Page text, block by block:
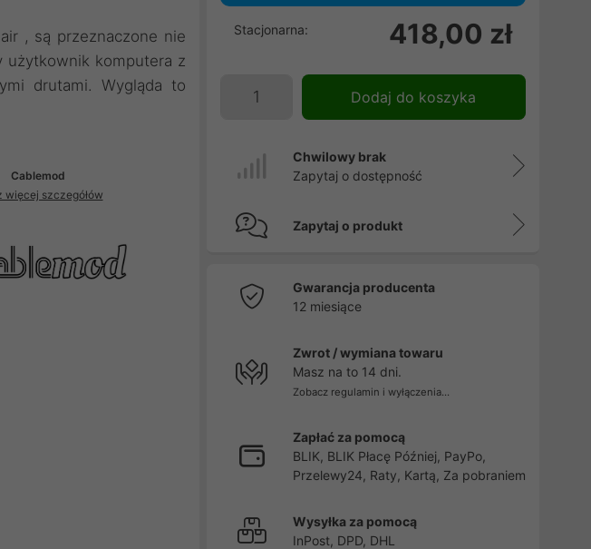
, są przeznaczone nie
użytkownik komputera z
drutami. Wygląda to
Cablemod
więcej szczegółów
Stacjonarna: 418,00 zł
Dodaj do koszyka
Chwilowy brak
Zapytaj o dostępność
Zapytaj o produkt
Gwarancja producenta
12 miesiące
Zwrot / wymiana towaru
Masz na to 14 dni.
Zobacz regulamin i wyłączenia...
Zapłać za pomocą
BLIK, BLIK Płacę Później, PayPo,
Przelewy24, Raty, Kartą, Za pobraniem
Wysyłka za pomocą
InPost, DPD, DHL